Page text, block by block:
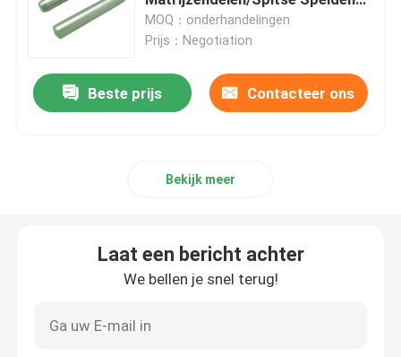
de vorm van scheidingssloten
de snijder van de eindmolen
roestvrij staalbout
die met Internel-Draad de plaats
bepalen van
MOQ：onderhandelingen
Prijs：Negotiation
Beste prijs Contacteer ons
Bekijk meer
Laat een bericht achter
We bellen je snel terug!